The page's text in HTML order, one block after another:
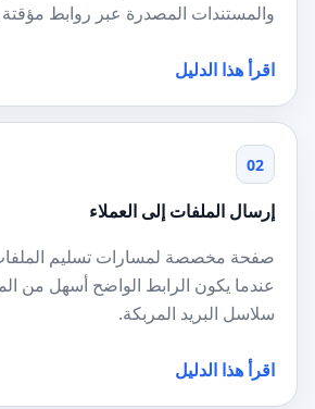
والمستندات المصدرة عبر روابط
اقرأ هذا الدليل
02
إرسال الملفات إلى العملاء
صفحة مخصصة لمسارات تسليم الملفات
عندما يكون الرابط الواضح أسهل من
سلاسل البريد المربكة.
اقرأ هذا الدليل